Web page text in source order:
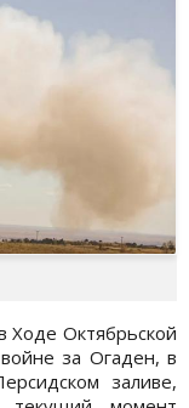
Ходе Октябрьской
за Огаден, в
заливе,